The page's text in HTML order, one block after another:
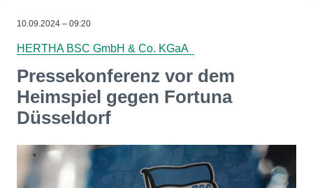
10.09.2024 – 09:20
HERTHA BSC GmbH & Co. KGaA
Pressekonferenz vor dem
Heimspiel gegen Fortuna
Düsseldorf